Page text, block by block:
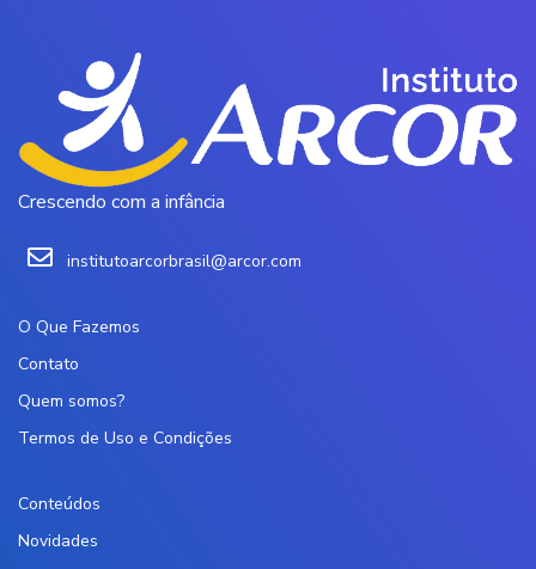
Crescendo com a infância
institutoarcorbrasil@arcor.com
O Que Fazemos
Contato
Quem somos?
Termos de Uso e Condições
Conteúdos
Novidades